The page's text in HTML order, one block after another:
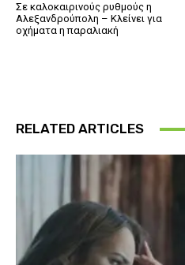
Σε καλοκαιρινούς ρυθμούς η
Αλεξανδρούπολη – Κλείνει για
οχήματα η παραλιακή
RELATED ARTICLES